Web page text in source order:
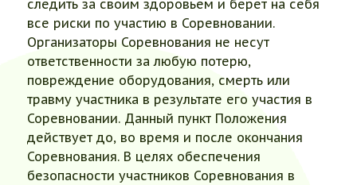
следить за своим здоровьем и берет на себя
все риски по участию в Соревновании.
Организаторы Соревнования не несут
ответственности за любую потерю,
повреждение оборудования, смерть или
травму участника в результате его участия в
Соревновании. Данный пункт Положения
действует до, во время и после окончания
Соревнования. В целях обеспечения
безопасности участников Соревнования в